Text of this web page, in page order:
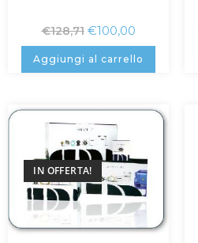
€128,71 €100,00
Aggiungi al carrello
IN OFFERTA!